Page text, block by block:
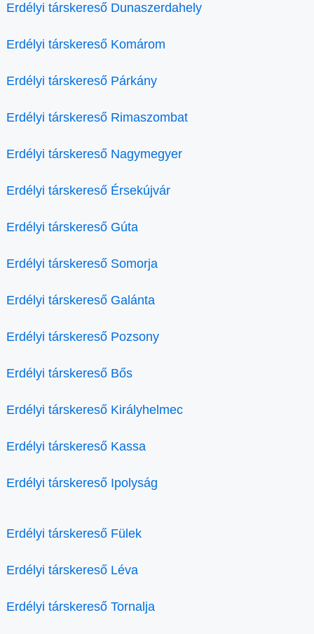
Erdélyi társkereső Dunaszerdahely
Erdélyi társkereső Komárom
Erdélyi társkereső Párkány
Erdélyi társkereső Rimaszombat
Erdélyi társkereső Nagymegyer
Erdélyi társkereső Érsekújvár
Erdélyi társkereső Gúta
Erdélyi társkereső Somorja
Erdélyi társkereső Galánta
Erdélyi társkereső Pozsony
Erdélyi társkereső Bős
Erdélyi társkereső Királyhelmec
Erdélyi társkereső Kassa
Erdélyi társkereső Ipolyság
Erdélyi társkereső Fülek
Erdélyi társkereső Léva
Erdélyi társkereső Tornalja